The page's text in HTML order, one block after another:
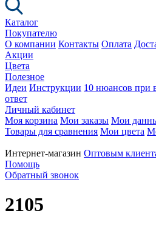
Каталог
Покупателю
О компании Контакты Оплата
Акции
Цвета
Полезное
Идеи Инструкции 10 нюансов при
ответ
Личный кабинет
Моя корзина Мои заказы Мои
Товары для сравнения Мои цвета
Интернет-магазин Оптовым
Помощь
Обратный звонок
2105